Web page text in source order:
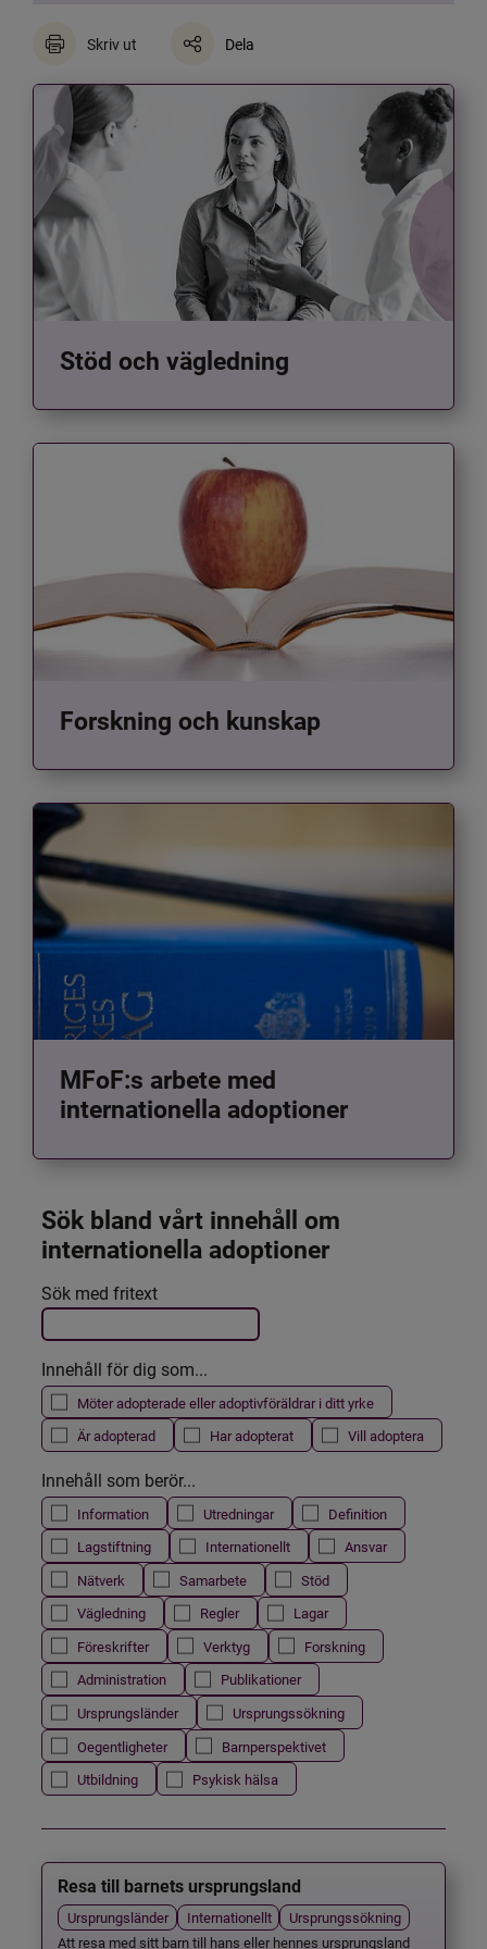
Skriv ut Dela
Stöd och vägledning
Forskning och kunskap
MFoF:s arbete med
internationella adoptioner
Sök bland vårt innehåll om
internationella adoptioner
Filtrera resultatet
Det här formuläret postas automatiskt
Sök med fritext
Innehåll för dig som...
Möter adopterade eller adoptivföräldrar i ditt yrke
Är adopterad
Har adopterat Vill adoptera
Innehåll som berör...
Information Utredningar
Definition
Lagstiftning
Internationellt
Ansvar
Nätverk
Samarbete
Stöd
Vägledning
Regler
Lagar
Föreskrifter
Verktyg
Forskning
Administration
Publikationer
Ursprungsländer
Ursprungssökning
Oegentligheter
Barnperspektivet
Utbildning
Psykisk hälsa
Resa till barnets ursprungsland
Ursprungsländer Internationellt
Ursprungssökning
Att resa med sitt barn till hans eller hennes ursprungsland